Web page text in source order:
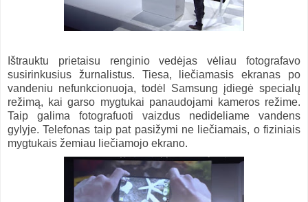
Ištrauktu prietaisu renginio vedėjas vėliau fotografavo
susirinkusius žurnalistus. Tiesa, liečiamasis ekranas po
vandeniu nefunkcionuoja, todėl Samsung įdiegė specialų
režimą, kai garso mygtukai panaudojami kameros režime.
Taip galima fotografuoti vaizdus nedideliame vandens
gylyje. Telefonas taip pat pasižymi ne liečiamais, o fiziniais
mygtukais žemiau liečiamojo ekrano.